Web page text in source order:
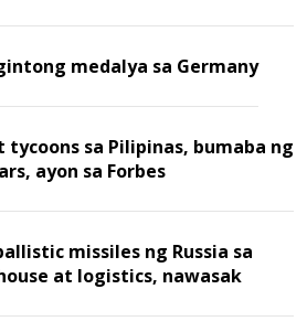
medalya sa Germany
tycoons sa Pilipinas, bumaba ng
ayon sa Forbes
missiles ng Russia sa
at logistics, nawasak